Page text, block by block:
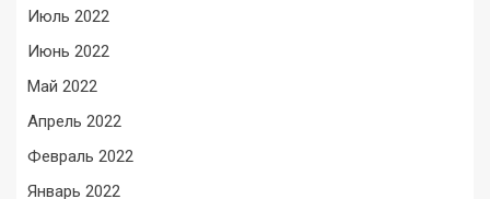
Июль 2022
Июнь 2022
Май 2022
Апрель 2022
Февраль 2022
Январь 2022